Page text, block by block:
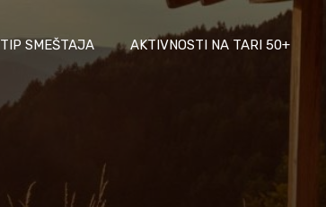
TIP SMEŠTAJA AKTIVNOSTI NA TARI 50+